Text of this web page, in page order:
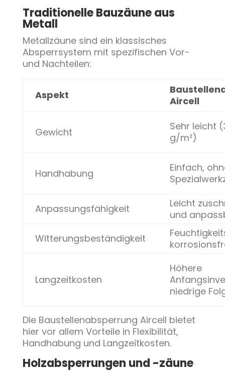
Traditionelle Bauzäune aus
Metall
Metallzäune sind ein klassisches
Absperrsystem mit spezifischen Vor-
und Nachteilen:
Aspekt
Aircell
Gewicht
Sehr leicht
g/m²)
Handhabung
Einfach,
Anpassungsfähigkeit
Leicht
und
Witterungsbeständigkeit
Langzeitkosten
Höhere
niedrige
Die Baustellenabsperrung Aircell bietet
hier vor allem Vorteile in Flexibilität,
Handhabung und Langzeitkosten.
Holzabsperrungen und -zäune